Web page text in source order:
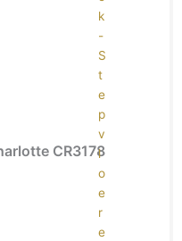
CR3178